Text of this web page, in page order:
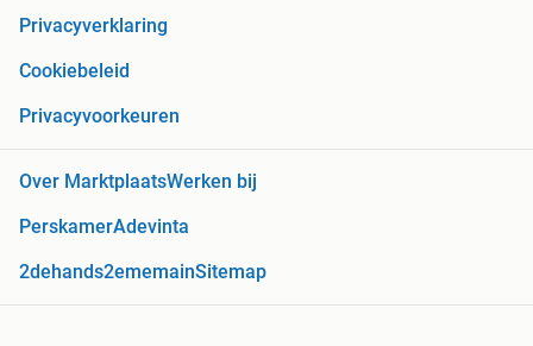
Privacyverklaring
Cookiebeleid
Privacyvoorkeuren
Over MarktplaatsWerken bij
PerskamerAdevinta
2dehands2ememainSitemap